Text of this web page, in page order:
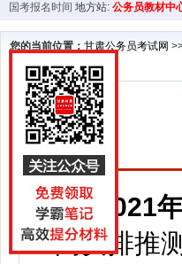
国考报名时间 地方站: 公务员教材中
您的当前位置： 甘肃公务员考试网
2021
间安排推